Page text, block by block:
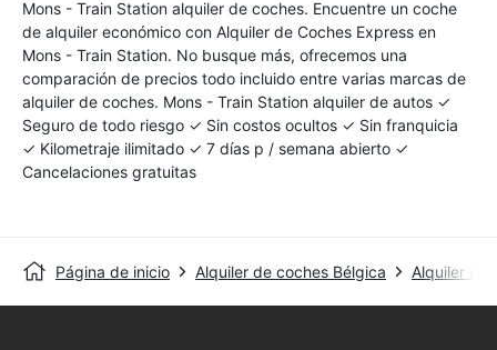
Mons - Train Station alquiler de coches. Encuentre un coche
de alquiler económico con Alquiler de Coches Express en
Mons - Train Station. No busque más, ofrecemos una
comparación de precios todo incluido entre varias marcas de
alquiler de coches. Mons - Train Station alquiler de autos ✓
Seguro de todo riesgo ✓ Sin costos ocultos ✓ Sin franquicia
✓ Kilometraje ilimitado ✓ 7 días p / semana abierto ✓
Cancelaciones gratuitas
Página de inicio Alquiler de coches Bélgica Alquiler de